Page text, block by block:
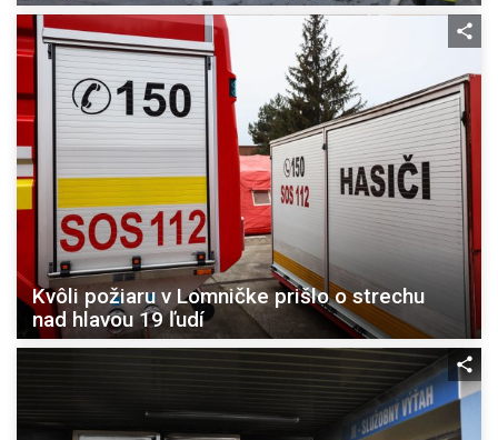
Kvôli požiaru v Lomničke prišlo o strechu
nad hlavou 19 ľudí